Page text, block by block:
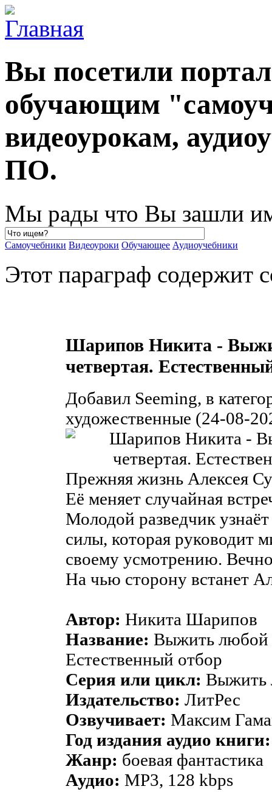
Вы посетили
обучающим
видеоурокам,
ПО.
Мы рады что Вы зашли
Самоучебники Видеоуроки Обучающее Аудиоучебники
Этот параграф содержит
Шарипов Никита -
четвертая.
Добавил Seeming, в
художественные (24-08-
Прежняя жизнь Алексея
Её меняет случайная
Молодой разведчик
силы, которая руководит
своему усмотрению.
На чью сторону встанет
Автор: Никита Шарипов
Название: Выжить любой
Естественный отбор
Серия или цикл: Выжить
Издательство: ЛитРес
Озвучивает: Максим
Год издания аудио книги:
Жанр: боевая фантастика
Аудио: MP3, 128 kbps